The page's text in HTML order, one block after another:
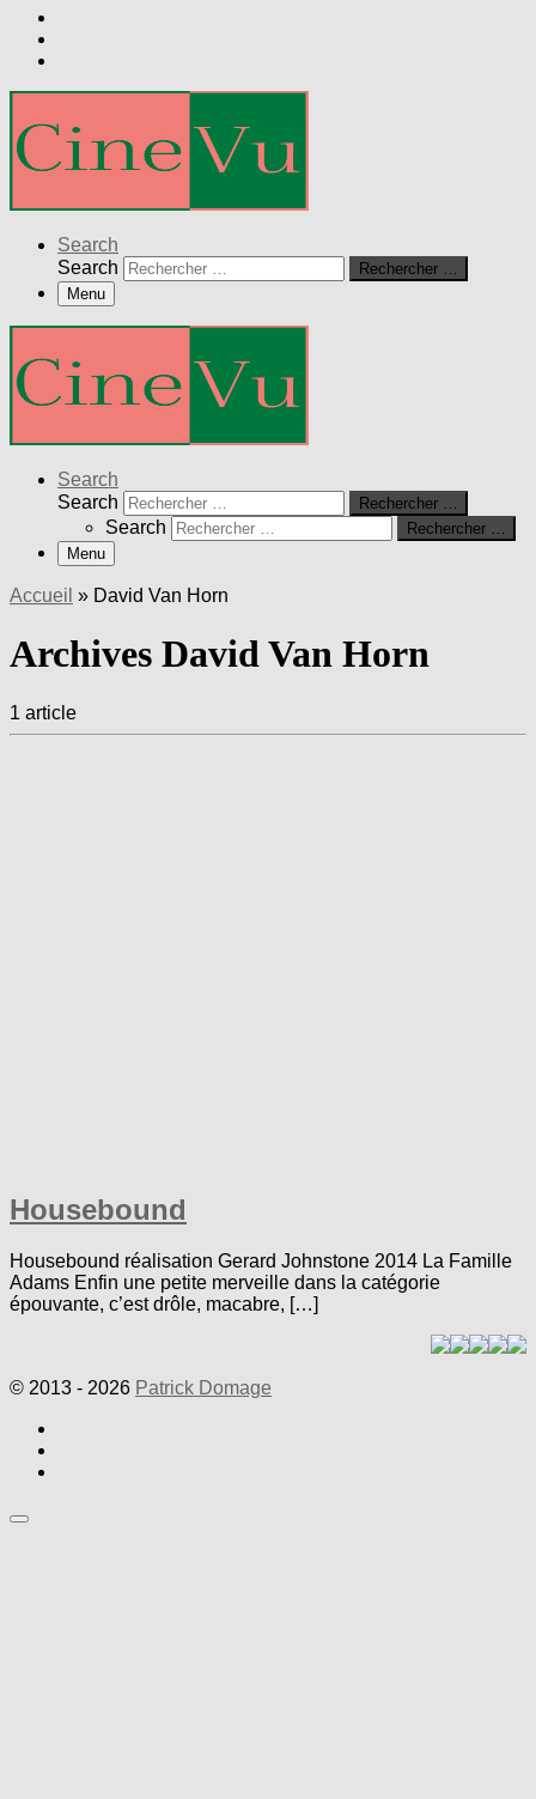
Search
Search
Rechercher …
Menu
Search
Search
Rechercher …
Search
Rechercher …
Menu
Accueil » David Van Horn
Archives David Van Horn
1 article
Housebound
Housebound réalisation Gerard Johnstone 2014 La Famille
Adams Enfin une petite merveille dans la catégorie
épouvante, c’est drôle, macabre, […]
© 2013 - 2026 Patrick Domage